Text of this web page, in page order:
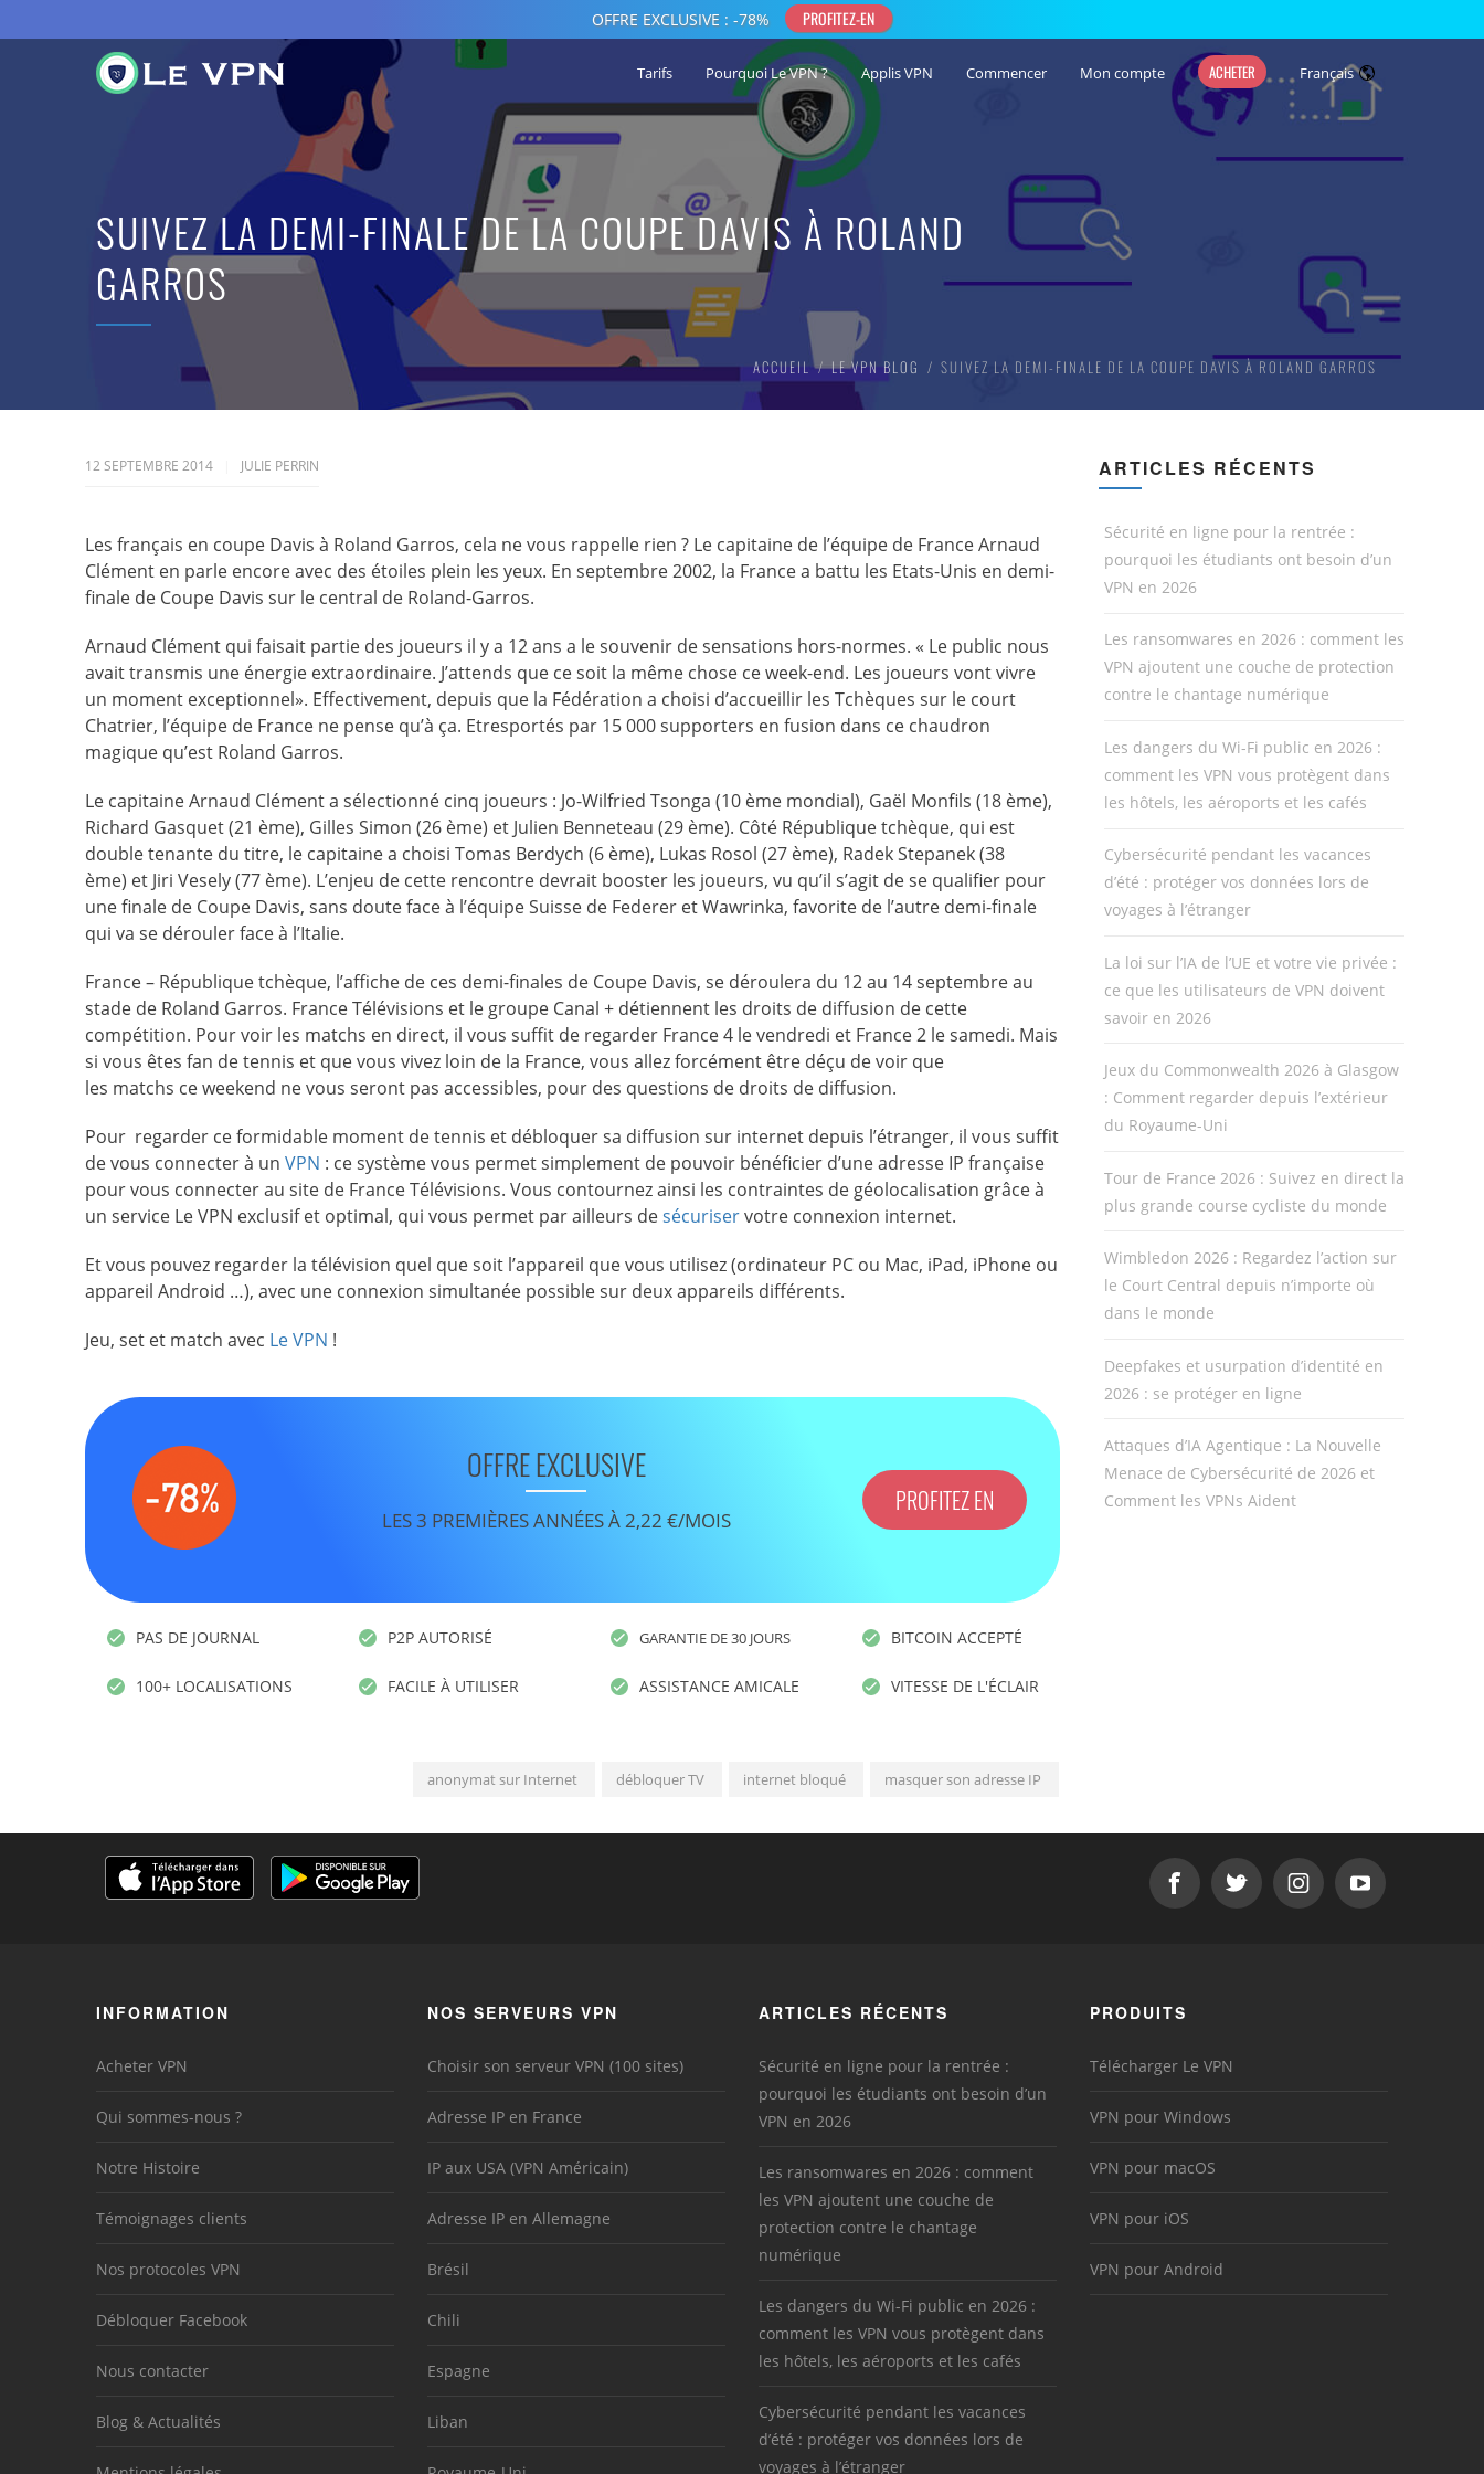
Tarifs Pourquoi Le VPN ? Applis VPN Commencer Mon compte ACHETER Français
SUIVEZ LA DEMI-FINALE DE LA COUPE DAVIS À ROLAND
GARROS
ACCUEIL LE VPN BLOG SUIVEZ LA DEMI-FINALE DE LA COUPE DAVIS À ROLAND GARROS
12 SEPTEMBRE 2014 JULIE PERRIN
Les français en coupe Davis à Roland Garros, cela ne vous rappelle rien ? Le capitaine de l’équipe de France Arnaud
Clément en parle encore avec des étoiles plein les yeux. En septembre 2002, la France a battu les Etats-Unis en demi-
finale de Coupe Davis sur le central de Roland-Garros.
Arnaud Clément qui faisait partie des joueurs il y a 12 ans a le souvenir de sensations hors-normes. « Le public nous
avait transmis une énergie extraordinaire. J’attends que ce soit la même chose ce week-end. Les joueurs vont vivre
un moment exceptionnel». Effectivement, depuis que la Fédération a choisi d’accueillir les Tchèques sur le court
Chatrier, l’équipe de France ne pense qu’à ça. Etresportés par 15 000 supporters en fusion dans ce chaudron
magique qu’est Roland Garros.
Le capitaine Arnaud Clément a sélectionné cinq joueurs : Jo-Wilfried Tsonga (10 ème mondial), Gaël Monfils (18 ème),
Richard Gasquet (21 ème), Gilles Simon (26 ème) et Julien Benneteau (29 ème). Côté République tchèque, qui est
double tenante du titre, le capitaine a choisi Tomas Berdych (6 ème), Lukas Rosol (27 ème), Radek Stepanek (38
ème) et Jiri Vesely (77 ème). L’enjeu de cette rencontre devrait booster les joueurs, vu qu’il s’agit de se qualifier pour
une finale de Coupe Davis, sans doute face à l’équipe Suisse de Federer et Wawrinka, favorite de l’autre demi-finale
qui va se dérouler face à l’Italie.
France – République tchèque, l’affiche de ces demi-finales de Coupe Davis, se déroulera du 12 au 14 septembre au
stade de Roland Garros. France Télévisions et le groupe Canal + détiennent les droits de diffusion de cette
compétition. Pour voir les matchs en direct, il vous suffit de regarder France 4 le vendredi et France 2 le samedi. Mais
si vous êtes fan de tennis et que vous vivez loin de la France, vous allez forcément être déçu de voir que
les matchs ce weekend ne vous seront pas accessibles, pour des questions de droits de diffusion.
Pour regarder ce formidable moment de tennis et débloquer sa diffusion sur internet depuis l’étranger, il vous suffit
de vous connecter à un VPN : ce système vous permet simplement de pouvoir bénéficier d’une adresse IP française
pour vous connecter au site de France Télévisions. Vous contournez ainsi les contraintes de géolocalisation grâce à
un service Le VPN exclusif et optimal, qui vous permet par ailleurs desécuriservotre connexion internet.
Et vous pouvez regarder la télévision quel que soit l’appareil que vous utilisez (ordinateur PC ou Mac, iPad, iPhone ou
appareil Android …), avec une connexion simultanée possible sur deux appareils différents.
Jeu, set et match avec Le VPN !
OFFRE EXCLUSIVE
LES 3 PREMIÈRES ANNÉES À 2,22 €/MOIS
PROFITEZ EN
PAS DE JOURNAL
100+ LOCALISATIONS
P2P AUTORISÉ
FACILE À UTILISER
GARANTIE DE 30 JOURS
ASSISTANCE AMICALE
BITCOIN ACCEPTÉ
VITESSE DE L'ÉCLAIR
anonymat sur Internet débloquer TV internet bloqué masquer son adresse IP
ARTICLES RÉCENTS
Sécurité en ligne pour la rentrée :
pourquoi les étudiants ont besoin d’un
VPN en 2026
Les ransomwares en 2026 : comment les
VPN ajoutent une couche de protection
contre le chantage numérique
Les dangers du Wi-Fi public en 2026 :
comment les VPN vous protègent dans
les hôtels, les aéroports et les cafés
Cybersécurité pendant les vacances
d’été : protéger vos données lors de
voyages à l’étranger
La loi sur l’IA de l’UE et votre vie privée :
ce que les utilisateurs de VPN doivent
savoir en 2026
Jeux du Commonwealth 2026 à Glasgow
: Comment regarder depuis l’extérieur
du Royaume-Uni
Tour de France 2026 : Suivez en direct la
plus grande course cycliste du monde
Wimbledon 2026 : Regardez l’action sur
le Court Central depuis n’importe où
dans le monde
Deepfakes et usurpation d’identité en
2026 : se protéger en ligne
Attaques d’IA Agentique : La Nouvelle
Menace de Cybersécurité de 2026 et
Comment les VPNs Aident
INFORMATION
Acheter VPN
Qui sommes-nous ?
Notre Histoire
Témoignages clients
Nos protocoles VPN
Débloquer Facebook
Nous contacter
Blog & Actualités
NOS SERVEURS VPN
Choisir son serveur VPN (100 sites)
Adresse IP en France
IP aux USA (VPN Américain)
Adresse IP en Allemagne
Brésil
Chili
Espagne
Liban
ARTICLES RÉCENTS
Sécurité en ligne pour la rentrée :
pourquoi les étudiants ont besoin d’un
VPN en 2026
Les ransomwares en 2026 : comment
les VPN ajoutent une couche de
protection contre le chantage
numérique
Les dangers du Wi-Fi public en 2026 :
comment les VPN vous protègent dans
les hôtels, les aéroports et les cafés
Cybersécurité pendant les vacances
d’été : protéger vos données lors de
voyages à l’étranger
PRODUITS
Télécharger Le VPN
VPN pour Windows
VPN pour macOS
VPN pour iOS
VPN pour Android